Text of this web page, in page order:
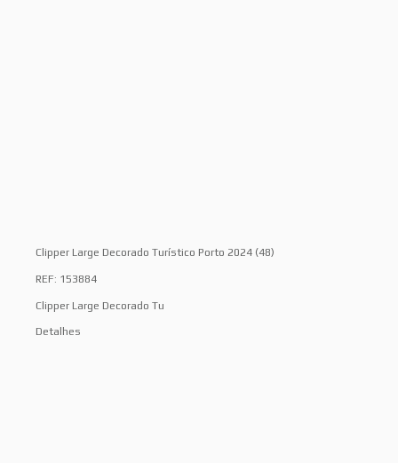
Clipper Large Decorado Turístico Porto 2024 (48)
REF: 153884
Clipper Large Decorado Tu
Detalhes